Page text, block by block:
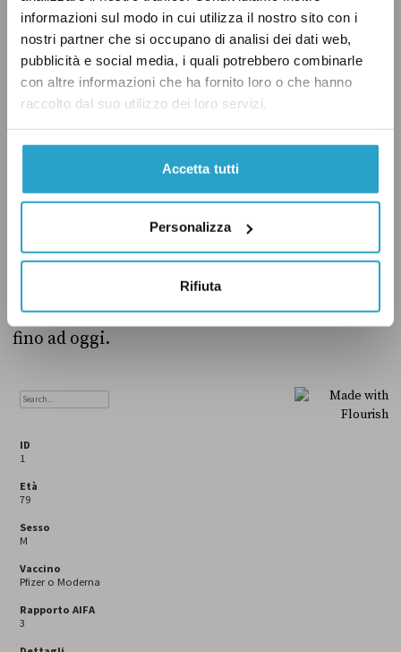
informazioni sul modo in cui utilizza il nostro sito con i
nostri partner che si occupano di analisi dei dati web,
pubblicità e social media, i quali potrebbero combinarle
con altre informazioni che ha fornito loro o che hanno
raccolto dal suo utilizzo dei loro servizi.
Accetta tutti
Personalizza
Rifiuta
dettagli su questi casi precedenti
econtieneuna sezione dedicata ai decessi
legati a casi di trombosi trombocitopenica a
seguito di vaccinazione (in inglese si parla di
thrombocytopenia, riassunto nell’acronimo
Vitt). Si tratta di sei femmine e quattro maschi,
di cui nove vaccinati con AstraZeneca e uno
con Johnson & Johnson, con un’età media di
poco più di 45 anni.
La Tabella 1riassumele informazioni raccolte
fino ad oggi.